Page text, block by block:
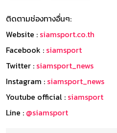
ติดตามช่องทางอื่นๆ:
Website : siamsport.co.th
Facebook : siamsport
Twitter : siamsport_news
Instagram : siamsport_news
Youtube official : siamsport
Line : @siamsport